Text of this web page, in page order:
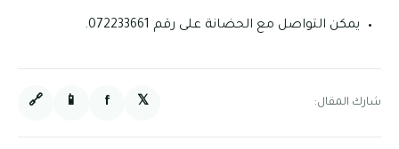
يمكن التواصل مع الحضانة على رقم 072233661.
شارك المقال: 𝕏
f
📱
🔗